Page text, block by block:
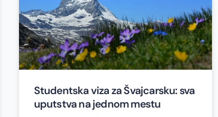
Studentska viza za Švajcarsku: sva
uputstva na jednom mestu